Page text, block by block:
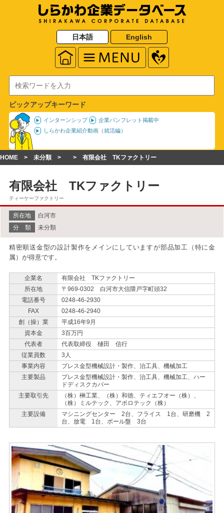
日本語 English
ピックアップキーワード
インターンシップ
企業パンフレット掲載中
しらかわ企業紹介動画（就活編）
HOME 未分類 有限会社 TKファクトリー
有限会社 TKファクトリー
ティーケーファクトリー
所在地
白河市
分 類
未分類
精密順送金型の設計製作をメインにしていますが部品加工（特に金
属）が得意です。
企業名
有限会社 TKファクトリー
所在地
〒969-0302 白河市大信隈戸字町頭32
電話番号
0248-46-2930
FAX
0248-46-2940
創（操）業
平成16年9月
資本金
3百万円
代表者
代表取締役 樋田 信行
従業員数
3人
事業内容
プレス金型機械設計・製作、治工具、機械加工
主要製品
プレス金型機械設計・製作、治工具、機械加工、ハー
ドディスクカバー
主要取引先
（株）榊工業、（株）和徳、ティエフオー（株）、
（株）ミルテック、アポロテック（株）
主要設備
マシニングセンター 2台、フライス 1台、研磨機 2
台、放電 1台、ボール盤 3台